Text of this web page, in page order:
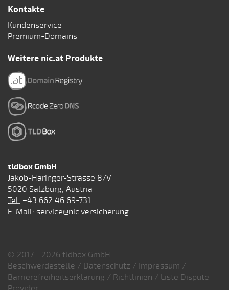
Kontakte
Kundenservice
Premium-Domains
Weitere nic.at Produkte
tldbox GmbH
Jakob-Haringer-Strasse 8/V
5020 Salzburg, Austria
Tel: +43 662 46 69-731
E-Mail: service@nic.versicherung
© 2017 - 2026 tldbox GmbH
Beschwerdestelle / Datenschutz / Impressum /
Barrierefreiheitserklärung / Richtlinien / Liste Dispute